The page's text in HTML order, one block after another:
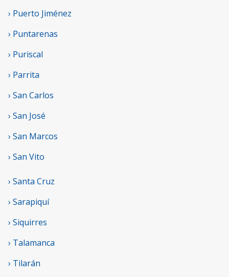
› Puerto Jiménez
› Puntarenas
› Puriscal
› Parrita
› San Carlos
› San José
› San Marcos
› San Vito
› Santa Cruz
› Sarapiquí
› Siquirres
› Talamanca
› Tilarán